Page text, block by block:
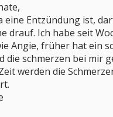
eine Entzündung ist,
drauf. Ich habe seit
Angie, früher hat ein
die schmerzen bei mir
werden die